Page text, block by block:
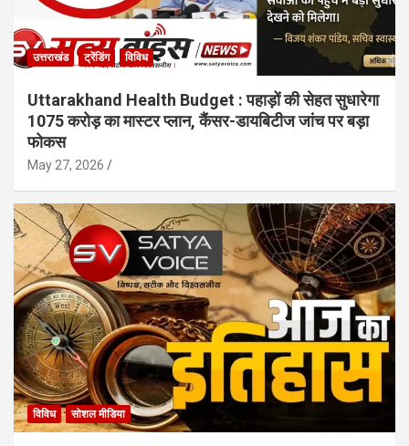
उत्तराखंड ट्रेंडिंग विविध
Uttarakhand Health Budget : पहाड़ों की सेहत सुधारेगा
1075 करोड़ का मास्टर प्लान, कैंसर-डायबिटीज जांच पर बड़ा
फोकस
May 27, 2026
विविध सोशल मीडिया